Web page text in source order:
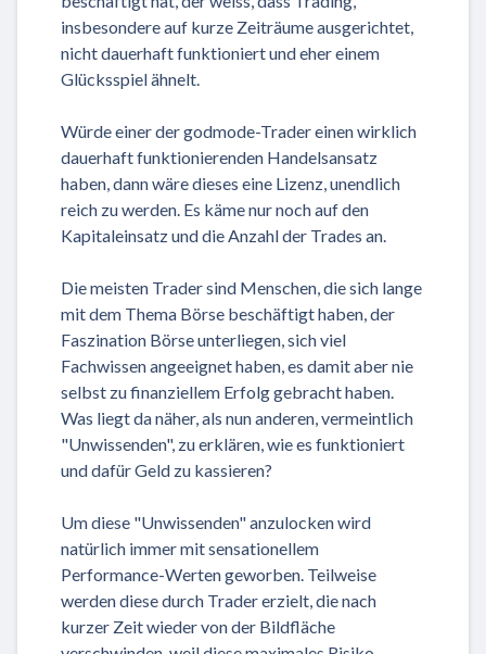
insbesondere auf kurze Zeiträume ausgerichtet,
nicht dauerhaft funktioniert und eher einem
Glücksspiel ähnelt.
Würde einer der godmode-Trader einen wirklich
dauerhaft funktionierenden Handelsansatz
haben, dann wäre dieses eine Lizenz, unendlich
reich zu werden. Es käme nur noch auf den
Kapitaleinsatz und die Anzahl der Trades an.
Die meisten Trader sind Menschen, die sich lange
mit dem Thema Börse beschäftigt haben, der
Faszination Börse unterliegen, sich viel
Fachwissen angeeignet haben, es damit aber nie
selbst zu finanziellem Erfolg gebracht haben.
Was liegt da näher, als nun anderen, vermeintlich
"Unwissenden", zu erklären, wie es funktioniert
und dafür Geld zu kassieren?
Um diese "Unwissenden" anzulocken wird
natürlich immer mit sensationellem
Performance-Werten geworben. Teilweise
werden diese durch Trader erzielt, die nach
kurzer Zeit wieder von der Bildfläche